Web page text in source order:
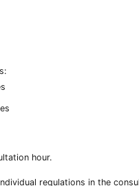
hour.
regulations in the